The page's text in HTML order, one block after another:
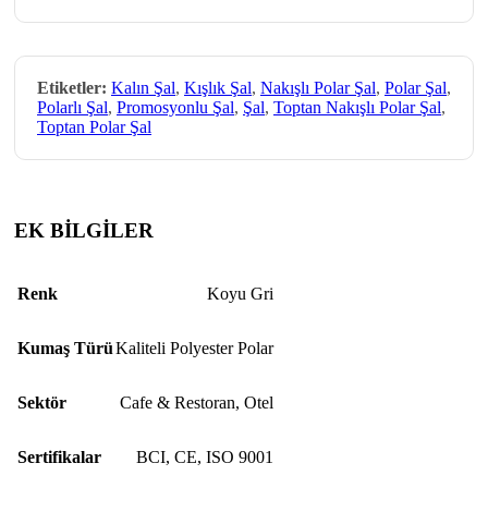
Etiketler: Kalın Şal, Kışlık Şal, Nakışlı Polar Şal, Polar Şal,
Polarlı Şal, Promosyonlu Şal, Şal, Toptan Nakışlı Polar Şal,
Toptan Polar Şal
EK BİLGİLER
Renk Koyu Gri
Kumaş TürüKaliteli Polyester Polar
Sektör Cafe & Restoran, Otel
Sertifikalar BCI, CE, ISO 9001